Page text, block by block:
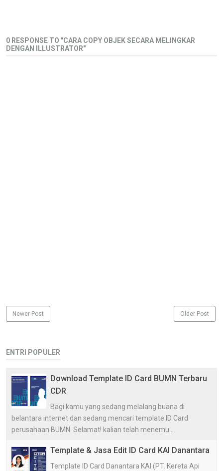
0 RESPONSE TO "CARA COPY OBJEK SECARA MELINGKAR
DENGAN ILLUSTRATOR"
Newer Post Older Post
ENTRI POPULER
Download Template ID Card BUMN Terbaru
CDR
Bagi kamu yang sedang melalang buana di
belantara internet dan sedang mencari template ID Card
perusahaan BUMN. Selamat! kalian telah menemu...
Template & Jasa Edit ID Card KAI Danantara
Template ID Card Danantara KAI (PT. Kereta Api